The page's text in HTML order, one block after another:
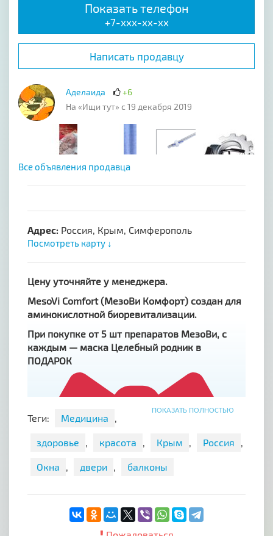
Показать телефон
+7-xxx-xx-xx
Написать продавцу
Аделаида
+6
На «Ищи тут» с 19 декабря 2019
Все объявления продавца
Адрес: Россия, Крым, Симферополь
Посмотреть карту ↓
Цену уточняйте у менеджера.
MesoVi Comfort (МезоВи Комфорт) создан для
аминокислотной биоревитализации.
При покупке от 5 шт препаратов МезоВи, с
каждым — маска Целебный родник в
ПОДАРОК
ПОКАЗАТЬ ПОЛНОСТЬЮ
Теги: Медицина ,
здоровье , красота , Крым , Россия ,
Окна , двери , балконы